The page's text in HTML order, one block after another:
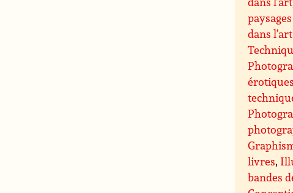
dans
érotiques
livres,
bandes